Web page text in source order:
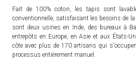
Fait de 100% coton, les tapis sont
conventionnelle, satisfaisant les besoins de la
sont deux usines en Inde, des bureaux à
entrepôts en Europe, en Asie et aux États-
côte avec plus de 170 artisans qui
processus entièrement manuel.